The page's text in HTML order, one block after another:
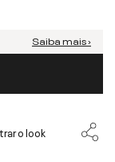
Saiba mais ›
o look